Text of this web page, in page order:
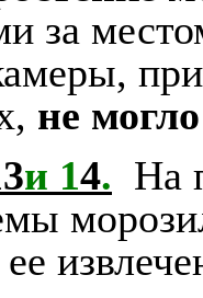
за
не
и 14. На